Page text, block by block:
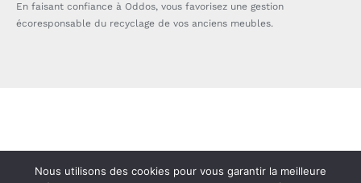
En faisant confiance à Oddos, vous favorisez une gestion
écoresponsable du recyclage de vos anciens meubles.
Nous utilisons des cookies pour vous garantir la meilleure